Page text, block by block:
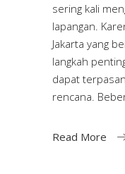
sering kali
lapangan.
Jakarta yang
langkah
dapat
rencana.
Read More